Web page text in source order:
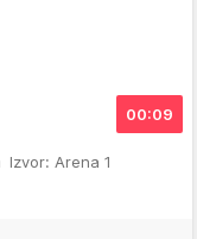
00:09
Izvor: Arena 1